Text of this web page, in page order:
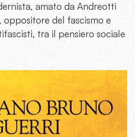
amato da Andreotti
del fascismo e
tra il pensiero sociale